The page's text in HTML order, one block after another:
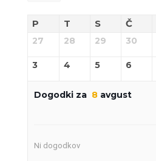
P T S Č
27 28 29 30
3 4 5 6
Dogodki za 8avgust
Ni dogodkov